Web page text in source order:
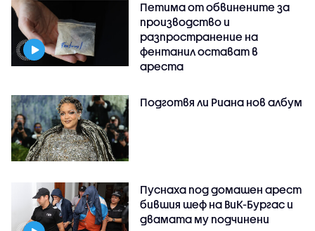
Петима от обвинените за
производство и
разпространение на
фентанил остават в
ареста
Подготвя ли Риана нов албум
Пуснаха под домашен арест
бившия шеф на ВиК-Бургас и
двамата му подчинени